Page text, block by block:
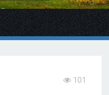
101